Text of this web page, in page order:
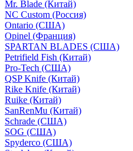
Mr. Blade (Китай)
NC Custom (Россия)
Ontario (США)
Opinel (Франция)
SPARTAN BLADES (США)
Petrifield Fish (Китай)
Pro-Tech (США)
QSP Knife (Китай)
Rike Knife (Китай)
Ruike (Китай)
SanRenMu (Китай)
Schrade (США)
SOG (США)
Spyderco (США)